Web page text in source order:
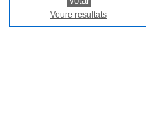
Veure resultats